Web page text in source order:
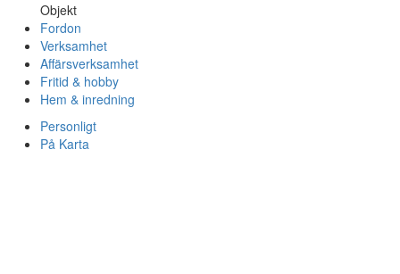
Objekt
Fordon
Verksamhet
Affärsverksamhet
Fritid & hobby
Hem & inredning
Personligt
På Karta